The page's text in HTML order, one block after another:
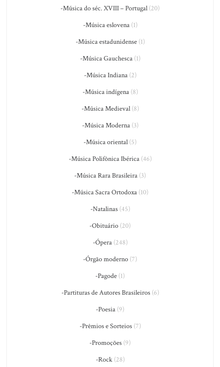
-Música do séc. XVIII – Portugal (20)
-Música eslovena(1)
-Música estadunidense(1)
-Música Gauchesca(1)
-Música Indiana(2)
-Música indígena(8)
-Música Medieval(8)
-Música Moderna(3)
-Música oriental (5)
-Música Polifônica Ibérica(46)
-Música Rara Brasileira (3)
-Música Sacra Ortodoxa (10)
-Natalinas(45)
-Obituário (20)
-Ópera(248)
-Órgão moderno (7)
-Pagode (1)
-Partituras de Autores Brasileiros(6)
-Poesia (9)
-Prêmios e Sorteios(7)
-Promoções (9)
-Rock(28)